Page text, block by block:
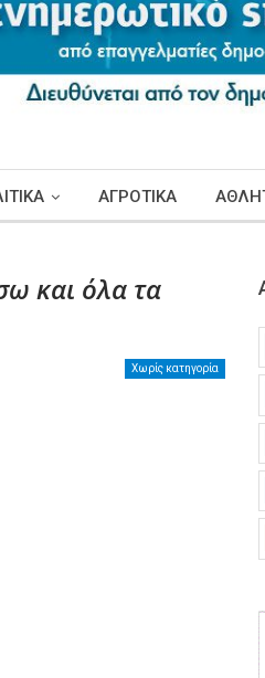
ΑΓΡΟΤΙΚΑ
και όλα τα
Χωρίς κατηγορία